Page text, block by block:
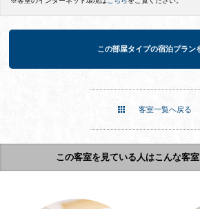
この部屋タイプの宿泊プラン
客室一覧へ戻る
この客室を見ている人はこんな客